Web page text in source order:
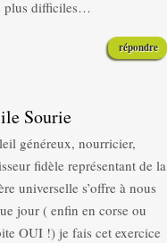
plus difficiles…
répondre
Sourie
généreux, nourricier,
fidèle représentant de la
universelle s’offre à nous
jour ( enfin en corse ou
OUI !) je fais cet exercice